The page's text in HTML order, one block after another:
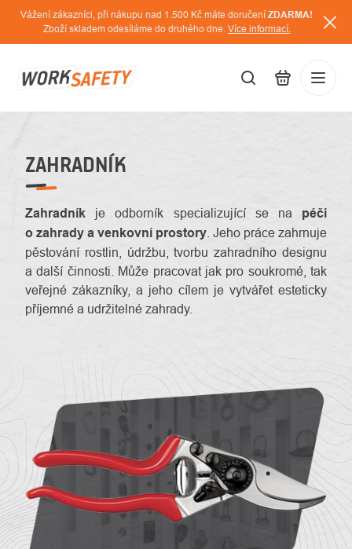
Přejít
obsah
Vážení zákazníci, při nákupu nad 1.500 Kč máte doručení ZDARMA!
Zboží skladem odesíláme do druhého dne. Více informací.
ZAHRADNÍK
Zahradník je odborník specializující se na péči
o zahrady a venkovní prostory . Jeho práce zahrnuje
pěstování rostlin, údržbu, tvorbu zahradního designu
a další činnosti. Může pracovat jak pro soukromé, tak
veřejné zákazníky, a jeho cílem je vytvářet esteticky
příjemné a udržitelné zahrady.